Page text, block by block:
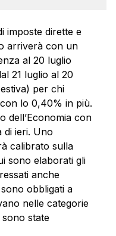
imposte dirette e
arriverà con un
al 20 luglio
21 luglio al 20
per chi
lo 0,40% in più.
dell’Economia con
di ieri. Uno
calibrato sulla
sono elaborati gli
anche
obbligati a
nelle categorie
state